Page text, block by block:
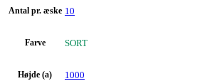
Antal pr. æske 10
Farve SORT
Højde (a) 1000